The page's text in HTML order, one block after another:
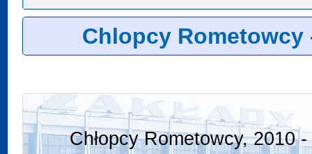
Chlopcy Rometowcy
Chłopcy Rometowcy, 2010